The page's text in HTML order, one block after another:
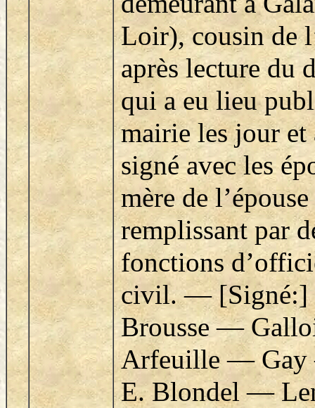
Loir), cousin de
après lecture du
qui a eu lieu
mairie les jour et
signé avec les
mère de
remplissant par
fonctions
civil. —
Brousse —
Arfeuille —
E. Blondel —